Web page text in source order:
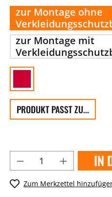
zur Montage ohne
zur Montage mit
PRODUKT PASST ZU...
IN
Zum Merkzettel